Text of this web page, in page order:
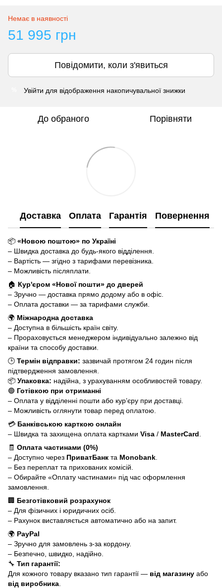
Немає в наявності
51 995 грн
Повідомити, коли з'явиться
Увійти для відображення накопичувальної знижки
До обраного Порівняти
Доставка Оплата Гарантія Повернення
📦 «Новою поштою» по Україні
– Швидка доставка до будь-якого відділення.
– Вартість — згідно з тарифами перевізника.
– Можливість післяплати.
🏠 Кур'єром «Нової пошти» до дверей
– Зручно — доставка прямо додому або в офіс.
– Оплата доставки — за тарифами служби.
🌍 Міжнародна доставка
– Доступна в більшість країн світу.
– Прораховується менеджером індивідуально залежно від
країни та способу доставки.
🕒 Термін відправки: зазвичай протягом 24 годин після
підтвердження замовлення.
📦 Упаковка: надійна, з урахуванням особливостей товару.
🟢 Готівкою при отриманні
– Оплата у відділенні пошти або кур’єру при доставці.
– Можливість оглянути товар перед оплатою.
💳 Банківською карткою онлайн
– Швидка та захищена оплата картками Visa / MasterCard
🧾 Оплата частинами (0%)
– Доступно через ПриватБанк та Monobank
– Без переплат та прихованих комісій.
– Обирайте «Оплату частинами» під час оформлення
замовлення.
🏢 Безготівковий розрахунок
– Для фізичних і юридичних осіб.
– Рахунок виставляється автоматично або на запит.
🌍 PayPal
– Зручно для замовлень з-за кордону.
– Безпечно, швидко, надійно.
🔧 Тип гарантії:
Для кожного товару вказано тип гарантії — від магазину або
від виробника